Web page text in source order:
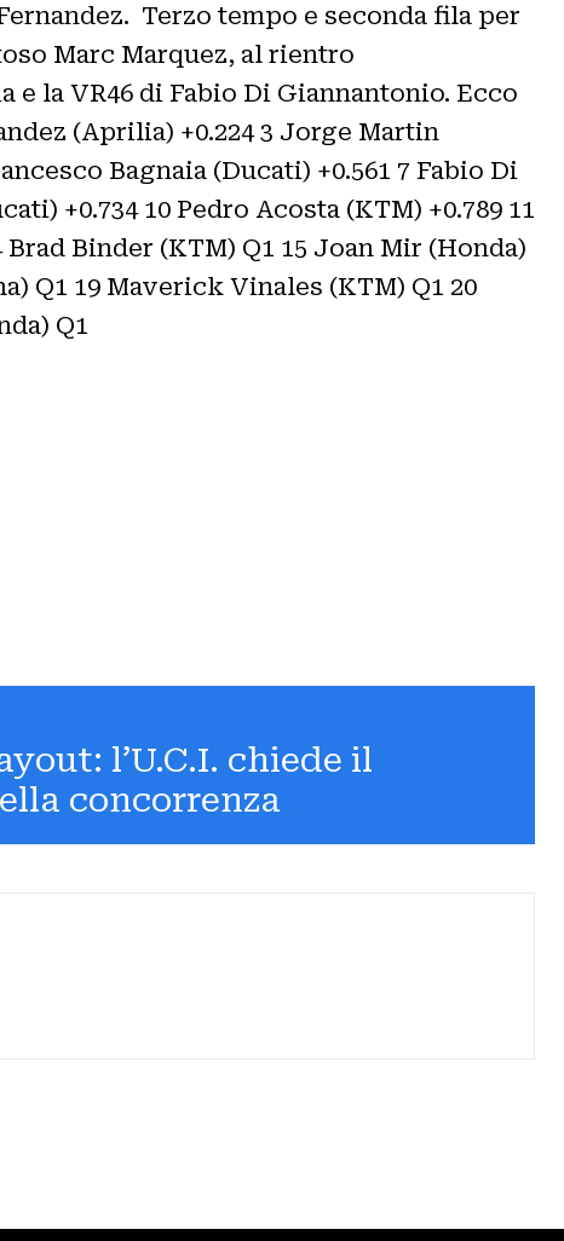
Terzo tempo e seconda fila per
Marc Marquez, al rientro
la VR46 di Fabio Di Giannantonio. Ecco
(Aprilia) +0.224 3 Jorge Martin
Bagnaia (Ducati) +0.561 7 Fabio Di
+0.734 10 Pedro Acosta (KTM) +0.789 11
Binder (KTM) Q1 15 Joan Mir (Honda)
Q1 19 Maverick Vinales (KTM) Q1 20
Q1
l’U.C.I. chiede il
concorrenza